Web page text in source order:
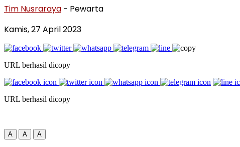
Tim Nusraraya - Pewarta
Kamis, 27 April 2023
URL berhasil dicopy
URL berhasil dicopy
A A A